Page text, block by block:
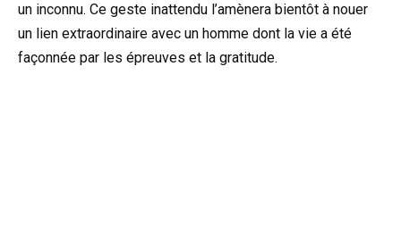
un inconnu. Ce geste inattendu l’amènera bientôt à nouer
un lien extraordinaire avec un homme dont la vie a été
façonnée par les épreuves et la gratitude.